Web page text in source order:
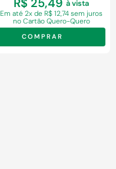
R$ 25,49 à vista
Ematé 2x de R$ 12,74 sem juros
no Cartão Quero-Quero
COMPRAR